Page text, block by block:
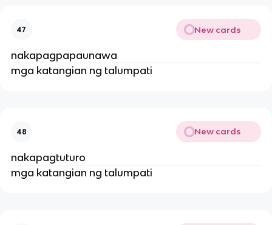
47 New cards
nakapagpapaunawa
mga katangian ng talumpati
48 New cards
nakapagtuturo
mga katangian ng talumpati